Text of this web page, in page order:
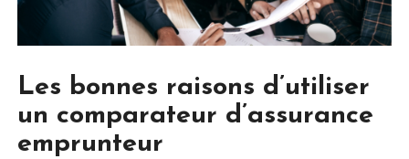
Les bonnes raisons d’utiliser
un comparateur d’assurance
emprunteur